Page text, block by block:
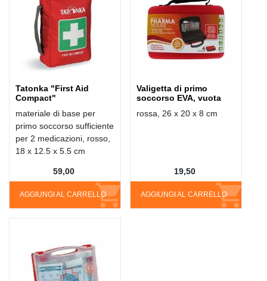
Tatonka "First Aid
Compact"
materiale di base per
primo soccorso sufficiente
per 2 medicazioni, rosso,
18 x 12.5 x 5.5 cm
AGGIUNGI AL CARRELLO
59,00
Valigetta di primo
soccorso EVA, vuota
rossa, 26 x 20 x 8 cm
AGGIUNGI AL CARRELLO
19,50